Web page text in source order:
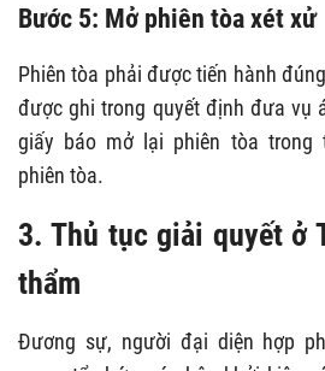
Bước 5: Mở phiên tòa xét xử
Phiên tòa phải được tiến hành
được ghi trong quyết định đưa vụ
giấy báo mở lại phiên tòa trong
phiên tòa.
3. Thủ tục giải quyết ở
thẩm
Đương sự, người đại diện hợp